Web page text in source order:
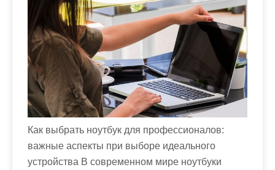
Как выбрать ноутбук для профессионалов:
важные аспекты при выборе идеального
устройства В современном мире ноутбуки